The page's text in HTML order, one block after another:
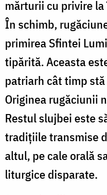
mărturii cu privire
În schimb,
primirea Sfintei
tipărită. Aceasta
patriarh cât timp
Originea rugăciunii
Restul slujbei este
tradiţiile transmise
altul, pe cale orală
liturgice disparate.